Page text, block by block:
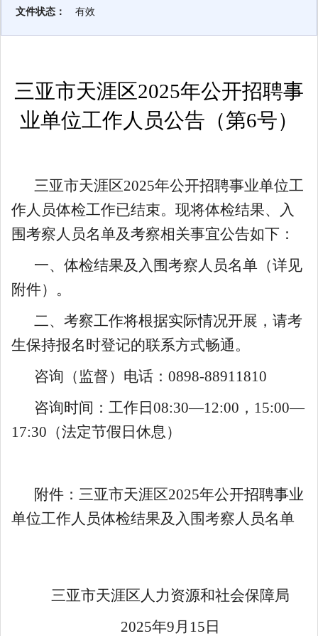
文件状态：
有效
三亚市天涯区2025年公开招聘事
业单位工作人员公告（第6号）
三亚市天涯区2025年公开招聘事业单位工
作人员体检工作已结束。现将体检结果、入
围考察人员名单及考察相关事宜公告如下：
一、体检结果及入围考察人员名单（详见
附件）。
二、考察工作将根据实际情况开展，请考
生保持报名时登记的联系方式畅通。
咨询（监督）电话：0898-88911810
咨询时间：工作日08:30—12:00，15:00—
17:30（法定节假日休息）
附件：三亚市天涯区2025年公开招聘事业
单位工作人员体检结果及入围考察人员名单
三亚市天涯区人力资源和社会保障局
2025年9月15日